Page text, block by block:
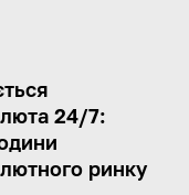
24/7:
ринку